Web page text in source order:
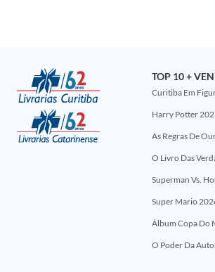
TOP 10 +
Curitiba Em
Harry Potter
As Regras De
O Livro Das
Super Mario
Álbum Copa Do
O Poder Da